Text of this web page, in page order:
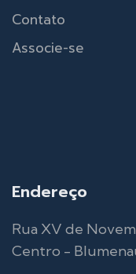
Contato
Associe-se
Endereço
Rua XV de
Centro -